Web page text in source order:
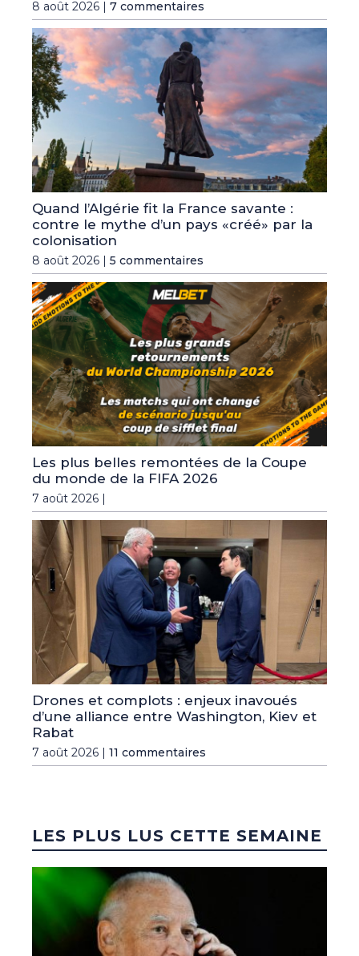
8 août 2026 | 7 commentaires
Quand l’Algérie fit la France savante :
contre le mythe d’un pays «créé» par la
colonisation
8 août 2026 | 5 commentaires
Les plus belles remontées de la Coupe
du monde de la FIFA 2026
7 août 2026 |
Drones et complots : enjeux inavoués
d’une alliance entre Washington, Kiev et
Rabat
7 août 2026 | 11 commentaires
LES PLUS LUS CETTE SEMAINE